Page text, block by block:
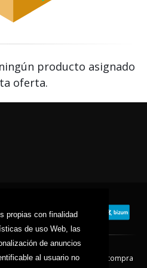
propias con finalidad
de uso Web, las
de anuncios
al usuario no
producto asignado
oferta.
Aviso Legal
Condiciones de compra